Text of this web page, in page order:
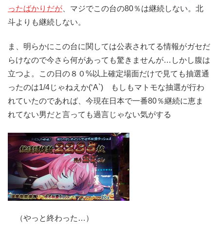
ったばかりだが 、マジでこの台の80％は継続しない。北
斗よりも継続しない。
ま、明らかにこの台に関しては公表されてる情報がガセだ
らけなので今さら何があっても驚きませんが…しかし腹は
立つよ。この日の８０%以上確定場面だけで見ても抽選通
ったのは1/4じゃねえか(‘A`) もしもマトモな抽選が行わ
れていたのであれば、今現在日本で一番80％継続に恵ま
れてない男だと言っても過言じゃない気がする
（やっと終わった…）